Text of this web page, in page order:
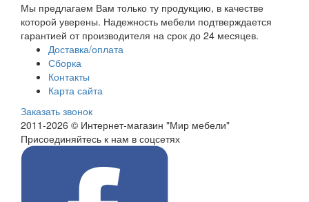
Мы предлагаем Вам только ту продукцию, в качестве
которой уверены. Надежность мебели подтверждается
гарантией от производителя на срок до 24 месяцев.
Доставка/оплата
Сборка
Контакты
Карта сайта
Заказать звонок
2011-2026 © Интернет-магазин "Мир мебели"
Присоединяйтесь к нам в соцсетях